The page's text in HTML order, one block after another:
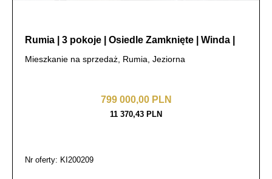
Rumia | 3 pokoje | Osiedle Zamknięte | Winda |
Mieszkanie na sprzedaż, Rumia, Jeziorna
799 000,00 PLN
11 370,43 PLN
Nr oferty: KI200209